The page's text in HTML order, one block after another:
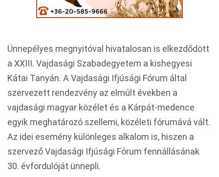
Ünnepélyes megnyitóval hivatalosan is elkezdődött
a XXIII. Vajdasági Szabadegyetem a kishegyesi
Kátai Tanyán. A Vajdasági Ifjúsági Fórum által
szervezett rendezvény az elmúlt években a
vajdasági magyar közélet és a Kárpát-medence
egyik meghatározó szellemi, közéleti fórumává vált.
Az idei esemény különleges alkalom is, hiszen a
szervező Vajdasági Ifjúsági Fórum fennállásának
30. évfordulóját ünnepli.